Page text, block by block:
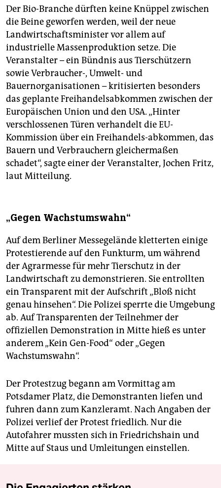
Der Bio-Branche dürften keine Knüppel zwischen
die Beine geworfen werden, weil der neue
Landwirtschaftsminister vor allem auf
industrielle Massenproduktion setze. Die
Veranstalter – ein Bündnis aus Tierschützern
sowie Verbraucher-, Umwelt- und
Bauernorganisationen – kritisierten besonders
das geplante Freihandelsabkommen zwischen der
Europäischen Union und den USA. „Hinter
verschlossenen Türen verhandelt die EU-
Kommission über ein Freihandels-abkommen, das
Bauern und Verbrauchern gleichermaßen
schadet“, sagte einer der Veranstalter, Jochen Fritz,
laut Mitteilung.
„Gegen Wachstumswahn“
Auf dem Berliner Messegelände kletterten einige
Protestierende auf den Funkturm, um während
der Agrarmesse für mehr Tierschutz in der
Landwirtschaft zu demonstrieren. Sie entrollten
ein Transparent mit der Aufschrift „Bloß nicht
genau hinsehen“. Die Polizei sperrte die Umgebung
ab. Auf Transparenten der Teilnehmer der
offiziellen Demonstration in Mitte hieß es unter
anderem „Kein Gen-Food“ oder „Gegen
Wachstumswahn“.
Der Protestzug begann am Vormittag am
Potsdamer Platz, die Demonstranten liefen und
fuhren dann zum Kanzleramt. Nach Angaben der
Polizei verlief der Protest friedlich. Nur die
Autofahrer mussten sich in Friedrichshain und
Mitte auf Staus und Umleitungen einstellen.